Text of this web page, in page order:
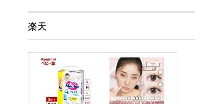
楽天